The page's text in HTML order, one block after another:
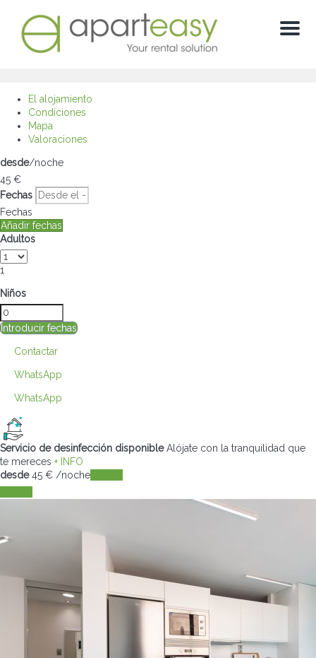
Menu
El alojamiento
Condiciones
Mapa
Valoraciones
desde/noche
45 €
Fechas
Fechas
Añadir fechas
Adultos
1
Niños
Introducir fechas
Contactar
WhatsApp
WhatsApp
Servicio de desinfección disponible Alójate con la tranquilidad que
te mereces + INFO
desde45 € /noche